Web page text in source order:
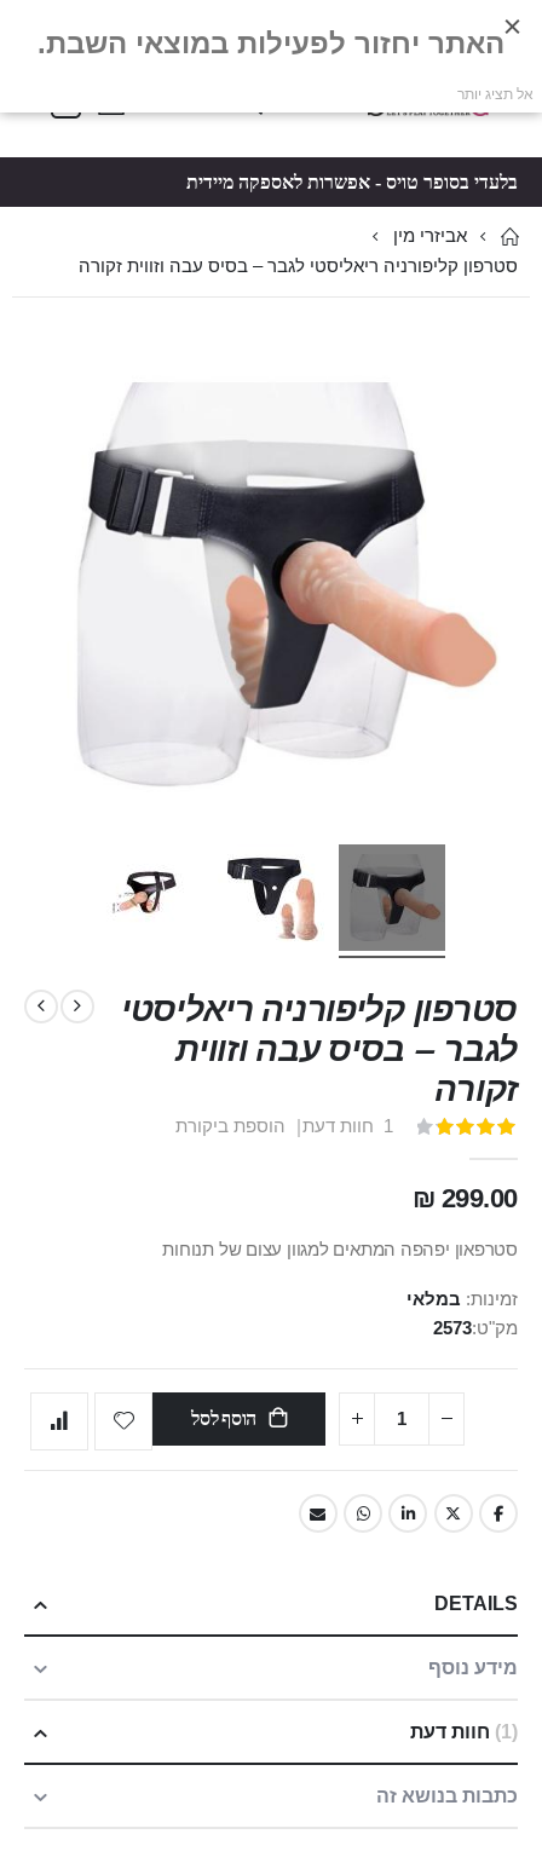
Toggle
סל קניות
בלעדי בסופר טויס - אפשרות לאספקה מיידית
אביזרי מין
סטרפון קליפורניה ריאליסטי לגבר – בסיס עבה וזווית זקורה
סטרפון קליפורניה ריאליסטי
לגבר – בסיס עבה וזווית
זקורה
דירוג:
1 חוות דעת הוספת ביקורת
299.00 ₪
סטרפאון יפהפה המתאים למגוון עצום של תנוחות
זמינות: במלאי
מק"ט 2573
הוסף לסל
DETAILS
מידע נוסף
1 חוות דעת
כתבות בנושא זה
האתר יחזור לפעילות במוצאי השבת.
אל תציג יותר